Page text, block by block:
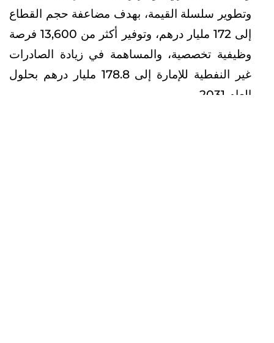
وتطوير سلسلة القيمة، بهدف مضاعفة حجم القطاع
إلى 172 مليار درهم، وتوفير أكثر من 13,600 فرصة
وظيفية تخصصية، والمساهمة في زيادة الصادرات
غير النفطية للإمارة إلى 178.8 مليار درهم بحلول
العام 2031.